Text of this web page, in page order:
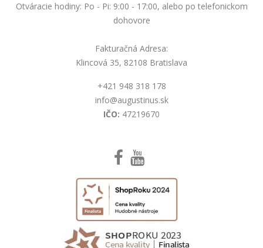
Otváracie hodiny: Po - Pi: 9:00 - 17:00, alebo po telefonickom
dohovore
Fakturačná Adresa:
Klincová 35, 82108 Bratislava
+421 948 318 178
info@augustinus.sk
IČO: 47219670